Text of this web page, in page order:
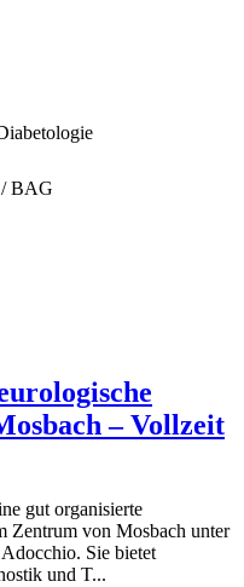
/ BAG
– Vollzeit
gut organisierte
Zentrum von Mosbach unter
Sie bietet
und T...